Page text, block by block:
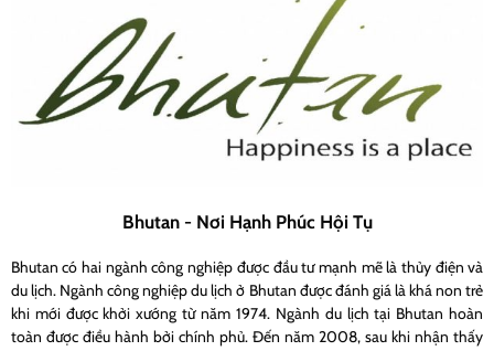
Bhutan - Nơi Hạnh Phúc Hội Tụ
Bhutan có hai ngành công nghiệp được đầu tư mạnh mẽ là thủy điện và
du lịch. Ngành công nghiệp du lịch ở Bhutan được đánh giá là khá non trẻ
khi mới được khởi xướng từ năm 1974. Ngành du lịch tại Bhutan hoàn
toàn được điều hành bởi chính phủ. Đến năm 2008, sau khi nhận thấy